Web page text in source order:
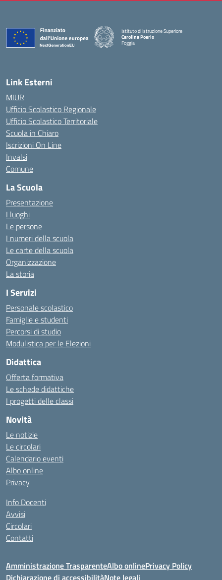
Istituto di Istruzione Superiore
Carolina Poerio
Foggia
— Visita la pagina iniziale della scuola
Link Esterni
MIUR
Ufficio Scolastico Regionale
Ufficio Scolastico Territoriale
Scuola in Chiaro
Iscrizioni On Line
Invalsi
Comune
La Scuola
Presentazione
I luoghi
Le persone
I numeri della scuola
Le carte della scuola
Organizzazione
La storia
I Servizi
Personale scolastico
Famiglie e studenti
Percorsi di studio
Modulistica per le Elezioni
Didattica
Offerta formativa
Le schede didattiche
I progetti delle classi
Novità
Le notizie
Le circolari
Calendario eventi
Albo online
Privacy
Info Docenti
Avvisi
Circolari
Contatti
Amministrazione TrasparenteAlbo onlinePrivacy Policy
Dichiarazione di accessibilitàNote legali